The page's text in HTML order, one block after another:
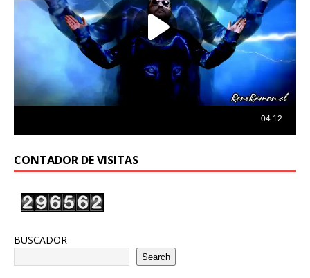
CONTADOR DE VISITAS
BUSCADOR
Search